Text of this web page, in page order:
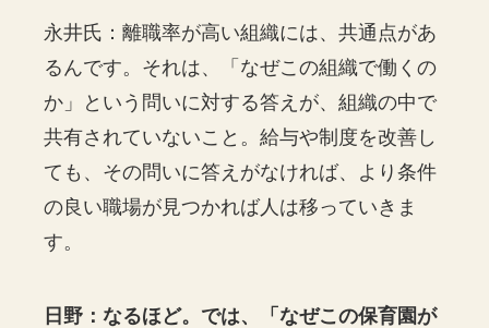
永井氏：離職率が高い組織には、共通点があ
るんです。それは、「なぜこの組織で働くの
か」という問いに対する答えが、組織の中で
共有されていないこと。給与や制度を改善し
ても、その問いに答えがなければ、より条件
の良い職場が見つかれば人は移っていきま
す。
日野：なるほど。では、「なぜこの保育園が